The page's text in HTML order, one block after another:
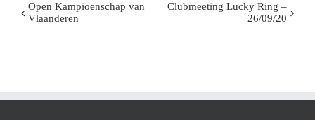
Evenement
Navigatie
Open Kampioenschap van
Vlaanderen
Clubmeeting Lucky Ring –
26/09/20